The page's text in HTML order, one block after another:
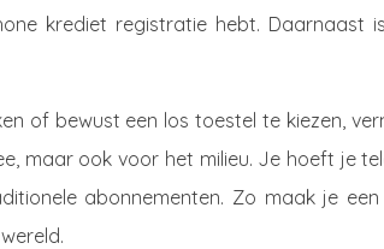
krediet registratie hebt. Daarnaast
of bewust een los toestel te kiezen,
maar ook voor het milieu. Je hoeft je
abonnementen. Zo maak je